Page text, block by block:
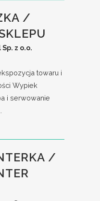
/
z o.o.
towaru i
Wypiek
i serwowanie
/